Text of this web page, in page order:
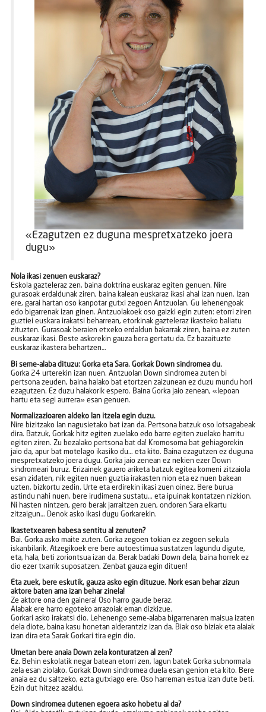
«Ezagutzen ez duguna mespretxatzeko joera
dugu»
Nola ikasi zenuen euskaraz?
Eskola gazteleraz zen, baina doktrina euskaraz egiten genuen. Nire
gurasoak erdaldunak ziren, baina kalean euskaraz ikasi ahal izan nuen. Izan
ere, garai hartan oso kanpotar gutxi zegoen Antzuolan. Gu lehenengoak
edo bigarrenak izan ginen. Antzuolakoek oso gaizki egin zuten: etorri ziren
guztiei euskara irakatsi beharrean, etorkinak gazteleraz ikasteko baliatu
zituzten. Gurasoak beraien etxeko erdaldun bakarrak ziren, baina ez zuten
euskaraz ikasi. Beste askorekin gauza bera gertatu da. Ez bazaituzte
euskaraz ikastera behartzen…
Bi seme-alaba dituzu: Gorka eta Sara. Gorkak Down sindromea du.
Gorka 24 urterekin izan nuen. Antzuolan Down sindromea zuten bi
pertsona zeuden, baina halako bat etortzen zaizunean ez duzu mundu hori
ezagutzen. Ez duzu halakorik espero. Baina Gorka jaio zenean, «lepoan
hartu eta segi aurrera» esan genuen.
Normalizazioaren aldeko lan itzela egin duzu.
Nire bizitzako lan nagusietako bat izan da. Pertsona batzuk oso lotsagabeak
dira. Batzuk, Gorkak hitz egiten zuelako edo barre egiten zuelako harritu
egiten ziren. Zu bezalako pertsona bat da! Kromosoma bat gehiagorekin
jaio da, apur bat motelago ikasiko du… eta kito. Baina ezagutzen ez duguna
mespretxatzeko joera dugu. Gorka jaio zenean ez nekien ezer Down
sindromeari buruz. Erizainek gauero ariketa batzuk egitea komeni zitzaiola
esan zidaten, nik egiten nuen guztia irakasten nion eta ez nuen bakean
uzten, bizkortu zedin. Urte eta erdirekin ikasi zuen oinez. Bere burua
astindu nahi nuen, bere irudimena sustatu… eta ipuinak kontatzen nizkion.
Ni hasten nintzen, gero berak jarraitzen zuen, ondoren Sara elkartu
zitzaigun… Denok asko ikasi dugu Gorkarekin.
Ikastetxearen babesa sentitu al zenuten?
Bai. Gorka asko maite zuten. Gorka zegoen tokian ez zegoen sekula
iskanbilarik. Atzegikoek ere bere autoestimua sustatzen lagundu digute,
eta, hala, beti zoriontsua izan da. Berak badaki Down dela, baina horrek ez
dio ezer txarrik suposatzen. Zenbat gauza egin dituen!
Eta zuek, bere eskutik, gauza asko egin dituzue. Nork esan behar zizun
aktore baten ama izan behar zinela!
Ze aktore ona den gainera! Oso harro gaude beraz.
Alabak ere harro egoteko arrazoiak eman dizkizue.
Gorkari asko irakatsi dio. Lehenengo seme-alaba bigarrenaren maisua izaten
dela diote, baina kasu honetan alderantziz izan da. Biak oso biziak eta alaiak
izan dira eta Sarak Gorkari tira egin dio.
Umetan bere anaia Down zela konturatzen al zen?
Ez. Behin eskolatik negar batean etorri zen, lagun batek Gorka subnormala
zela esan ziolako. Gorkak Down sindromea duela esan genion eta kito. Bere
anaia ez du saltzeko, ezta gutxiago ere. Oso harreman estua izan dute beti.
Ezin dut hitzez azaldu.
Down sindromea dutenen egoera asko hobetu al da?